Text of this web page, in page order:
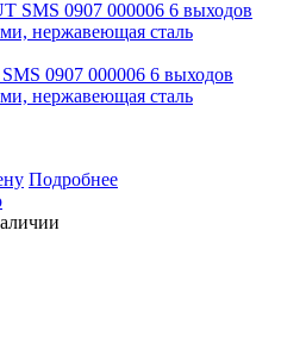
0907 000006 6 выходов
нержавеющая сталь
Подробнее